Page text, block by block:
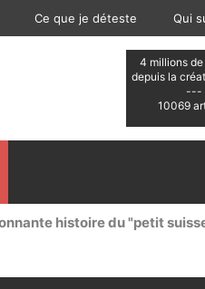
Ce que je déteste Qui
4 millions
depuis la
---
10069
histoire du "petit